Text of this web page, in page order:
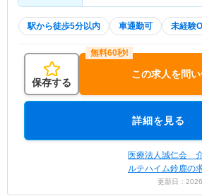
駅から徒歩5分以内 車通勤可 未経験
保存する
この求人を問
詳細を見る
医療法人誠仁会
ルテハイム鈴鹿の
更新日：